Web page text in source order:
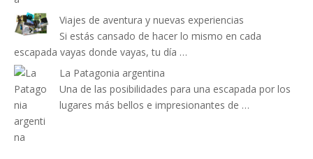
Viajes de aventura y nuevas experiencias
Si estás cansado de hacer lo mismo en cada
escapada vayas donde vayas, tu día …
La Patagonia argentina
Una de las posibilidades para una escapada por los
lugares más bellos e impresionantes de …